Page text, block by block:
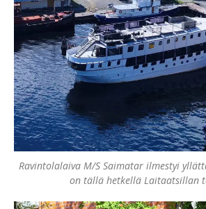
Ravintolalaiva M/S Saimatar ilmestyi
on tällä hetkellä Laitaatsillan